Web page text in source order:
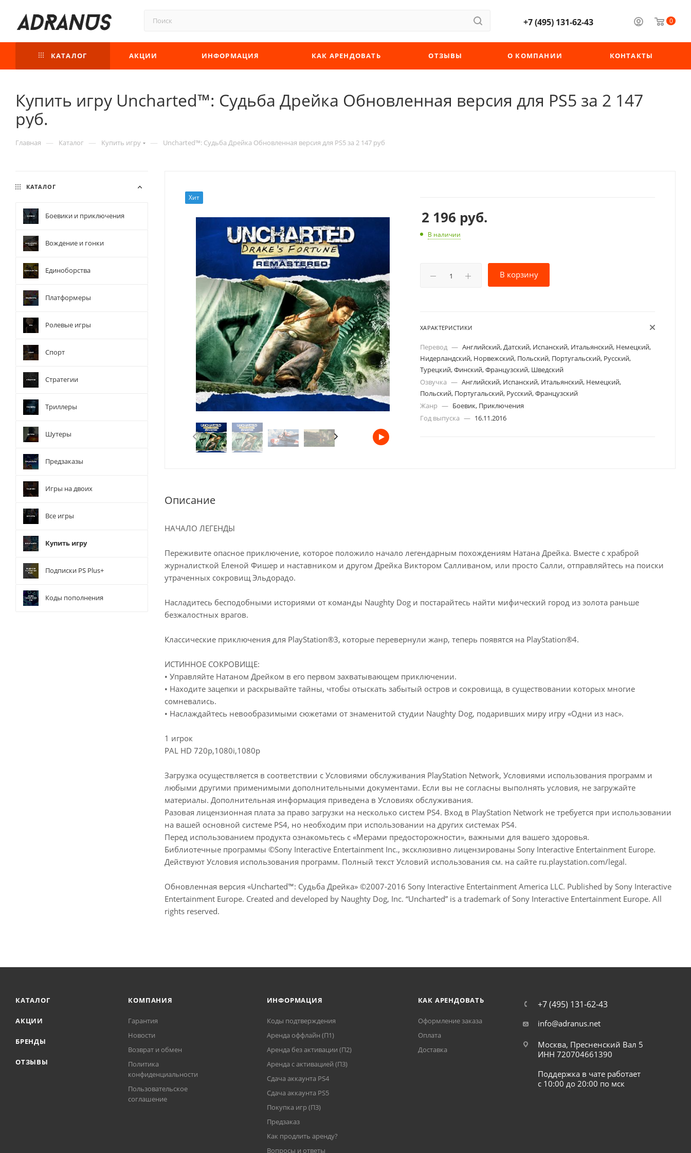
0
+7 (495) 131-62-43
КАТАЛОГ АКЦИИ ИНФОРМАЦИЯ КАК АРЕНДОВАТЬ ОТЗЫВЫ О КОМПАНИИ КОНТАКТЫ
Купить игру Uncharted™: Судьба Дрейка Обновленная версия для PS5 за 2 147
руб.
Главная — Каталог — Купить игру — Uncharted™: Судьба Дрейка Обновленная версия для PS5 за 2 147 руб
Хит
2 196 руб.
В наличии
В корзину
ХАРАКТЕРИСТИКИ
Перевод — Английский, Датский, Испанский, Итальянский, Немецкий,
Нидерландский, Норвежский, Польский, Португальский, Русский,
Турецкий, Финский, Французский, Шведский
Озвучка — Английский, Испанский, Итальянский, Немецкий,
Польский, Португальский, Русский, Французский
Жанр — Боевик, Приключения
Год выпуска — 16.11.2016
Описание
НАЧАЛО ЛЕГЕНДЫ
Переживите опасное приключение, которое положило начало легендарным похождениям Натана Дрейка. Вместе с храброй
журналисткой Еленой Фишер и наставником и другом Дрейка Виктором Салливаном, или просто Салли, отправляйтесь на поиски
утраченных сокровищ Эльдорадо.
Насладитесь бесподобными историями от команды Naughty Dog и постарайтесь найти мифический город из золота раньше
безжалостных врагов.
Классические приключения для PlayStation®3, которые перевернули жанр, теперь появятся на PlayStation®4.
ИСТИННОЕ СОКРОВИЩЕ:
• Управляйте Натаном Дрейком в его первом захватывающем приключении.
• Находите зацепки и раскрывайте тайны, чтобы отыскать забытый остров и сокровища, в существовании которых многие
сомневались.
• Наслаждайтесь невообразимыми сюжетами от знаменитой студии Naughty Dog, подаривших миру игру «Одни из нас».
1 игрок
PAL HD 720p,1080i,1080p
Загрузка осуществляется в соответствии с Условиями обслуживания PlayStation Network, Условиями использования программ и
любыми другими применимыми дополнительными документами. Если вы не согласны выполнять условия, не загружайте
материалы. Дополнительная информация приведена в Условиях обслуживания.
Разовая лицензионная плата за право загрузки на несколько систем PS4. Вход в PlayStation Network не требуется при использовании
на вашей основной системе PS4, но необходим при использовании на других системах PS4.
Перед использованием продукта ознакомьтесь с «Мерами предосторожности», важными для вашего здоровья.
Библиотечные программы ©Sony Interactive Entertainment Inc., эксклюзивно лицензированы Sony Interactive Entertainment Europe.
Действуют Условия использования программ. Полный текст Условий использования см. на сайте ru.playstation.com/legal.
Обновленная версия «Uncharted™: Судьба Дрейка» ©2007-2016 Sony Interactive Entertainment America LLC. Published by Sony Interactive
Entertainment Europe. Created and developed by Naughty Dog, Inc. “Uncharted” is a trademark of Sony Interactive Entertainment Europe. All
rights reserved.
КАТАЛОГ
Боевики и приключения
Вождение и гонки
Единоборства
Платформеры
Ролевые игры
Спорт
Стратегии
Триллеры
Шутеры
Предзаказы
Игры на двоих
Все игры
Купить игру
Подписки PS Plus+
Коды пополнения
КАТАЛОГ
АКЦИИ
БРЕНДЫ
ОТЗЫВЫ
КОМПАНИЯ
Гарантия
Новости
Возврат и обмен
Политика
конфиденциальности
Пользовательское
соглашение
ИНФОРМАЦИЯ
Коды подтверждения
Аренда оффлайн (П1)
Аренда без активации (П2)
Аренда с активацией (П3)
Сдача аккаунта PS4
Cдача аккаунта PS5
Покупка игр (П3)
Предзаказ
Как продлить аренду?
Вопросы и ответы
КАК АРЕНДОВАТЬ
Оформление заказа
Оплата
Доставка
+7 (495) 131-62-43
info@adranus.net
Москва, Пресненский Вал 5
ИНН 720704661390
Поддержка в чате работает
с 10:00 до 20:00 по мск